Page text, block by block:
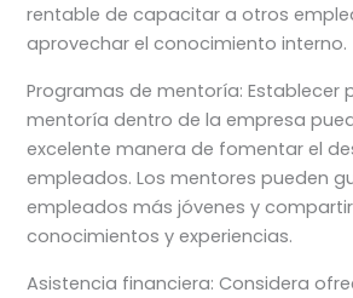
rentable de capacitar a otros
aprovechar el conocimiento interno.
Programas de mentoría: Establecer
mentoría dentro de la empresa
excelente manera de fomentar el
empleados. Los mentores pueden
empleados más jóvenes y
conocimientos y experiencias.
Asistencia financiera: Considera